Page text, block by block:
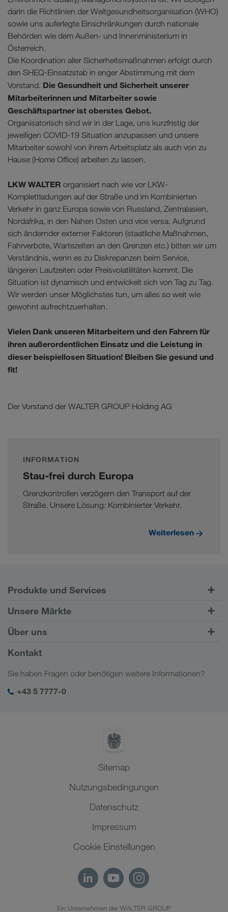
darin die Richtlinien der Weltgesundheitsorganisation (WHO)
sowie uns auferlegte Einschränkungen durch nationale
Behörden wie dem Außen- und Innenministerium in
Österreich.
Die Koordination aller Sicherheitsmaßnahmen erfolgt durch
den SHEQ-Einsatzstab in enger Abstimmung mit dem
Vorstand. Die Gesundheit und Sicherheit unserer
Mitarbeiterinnen und Mitarbeiter sowie
Geschäftspartner ist oberstes Gebot.
Organisatorisch sind wir in der Lage, uns kurzfristig der
jeweiligen COVID-19 Situation anzupassen und unsere
Mitarbeiter sowohl von ihrem Arbeitsplatz als auch von zu
Hause (Home Office) arbeiten zu lassen.
LKW WALTER organisiert nach wie vor LKW-
Komplettladungen auf der Straße und im Kombinierten
Verkehr in ganz Europa sowie von Russland, Zentralasien,
Nordafrika, in den Nahen Osten und vice versa. Aufgrund
sich ändernder externer Faktoren (staatliche Maßnahmen,
Fahrverbote, Wartezeiten an den Grenzen etc.) bitten wir um
Verständnis, wenn es zu Diskrepanzen beim Service,
längeren Laufzeiten oder Preisvolatilitäten kommt. Die
Situation ist dynamisch und entwickelt sich von Tag zu Tag.
Wir werden unser Möglichstes tun, um alles so weit wie
gewohnt aufrechtzuerhalten.
Vielen Dank unseren Mitarbeitern und den Fahrern für
ihren außerordentlichen Einsatz und die Leistung in
dieser beispiellosen Situation! Bleiben Sie gesund und
fit!
Der Vorstand der WALTER GROUP Holding AG
INFORMATION
Stau-frei durch Europa
Grenzkontrollen verzögern den Transport auf der
Straße. Unsere Lösung: Kombinierter Verkehr.
Weiterlesen
Produkte und Services
Straßentransporte
Kundenportal CONNECT
Digitale Lösungen
Branchenlösungen
Unsere Märkte
Europa
Kaukasus
Zentralasien
Naher Osten
Über uns
Firmeninformation
Soziale Verantwortung
SHEQ-Management
Kontakt
Sie haben Fragen oder benötigen weitere Informationen?
+43 5 7777-0
Sitemap
Nutzungsbedingungen
Datenschutz
Impressum
Cookie Einstellungen
Ein Unternehmen der WALTER GROUP